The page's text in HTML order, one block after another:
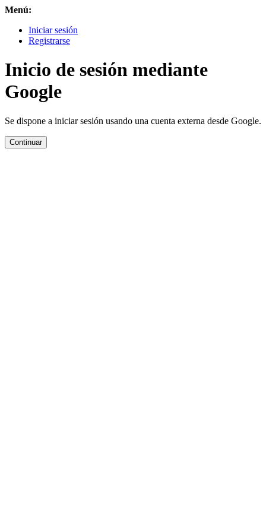
Menú:
Iniciar sesión
Registrarse
Inicio de sesión mediante
Google
Se dispone a iniciar sesión usando una cuenta externa desde Google.
Continuar